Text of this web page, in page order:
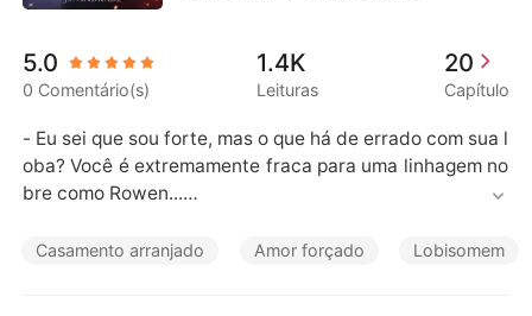
Baixar App
Bilionários
Contos Curtos
5.0
0 Comentário(s)
1.4K
Leituras
20
Capítulo
- Eu sei que sou forte, mas o que há de errado com sua l
oba? Você é extremamente fraca para uma linhagem no
bre como Rowen...
Não deixei que ele continuasse, cuspindo em seu rosto.
Casamento arranjado Amor forçado Lobisomem